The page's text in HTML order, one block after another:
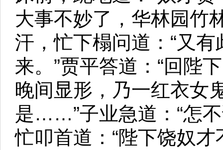
大事不妙了，华林园竹
汗，忙下榻问道：“又
来。”贾平答道：“回陛
晚间显形，乃一红衣女
是……”子业急道：“怎
忙叩首道：“陛下饶奴